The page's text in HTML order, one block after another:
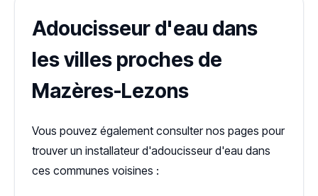
Adoucisseur d'eau dans
les villes proches de
Mazères-Lezons
Vous pouvez également consulter nos pages pour
trouver un installateur d'adoucisseur d'eau dans
ces communes voisines :